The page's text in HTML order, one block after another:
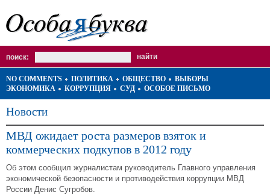
поиск:
NO COMMENTS ПОЛИТИКА ОБЩЕСТВО
ВЫБОРЫ
ЭКОНОМИКА
КОРРУПЦИЯ СУД ОСОБОЕ ПИСЬМО
Новости
МВД ожидает роста размеров взяток и
коммерческих подкупов в 2012 году
Об этом сообщил журналистам руководитель Главного управления
экономической безопасности и противодействия коррупции МВД
России Денис Сугробов.